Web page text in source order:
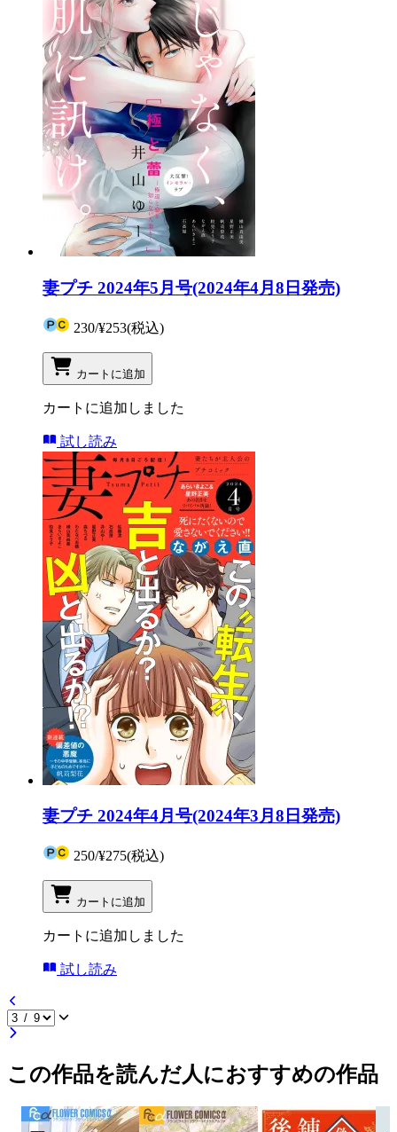
妻プチ 2024年5月号(2024年4月8日発売)
230/¥253(税込)
カートに追加
カートに追加しました
試し読み
妻プチ 2024年4月号(2024年3月8日発売)
250/¥275(税込)
カートに追加
カートに追加しました
試し読み
この作品を読んだ人におすすめの作品